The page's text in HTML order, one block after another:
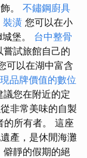
。 不鏽鋼廚具
裝潢 您可以在小
堡。 台中整骨
試旅館自己的
可以在湖中富含
品牌價值的數位
您在附近的定
非常美味的自製
所有者。 這座
產，是休閒海灘
僻靜的假期的絕